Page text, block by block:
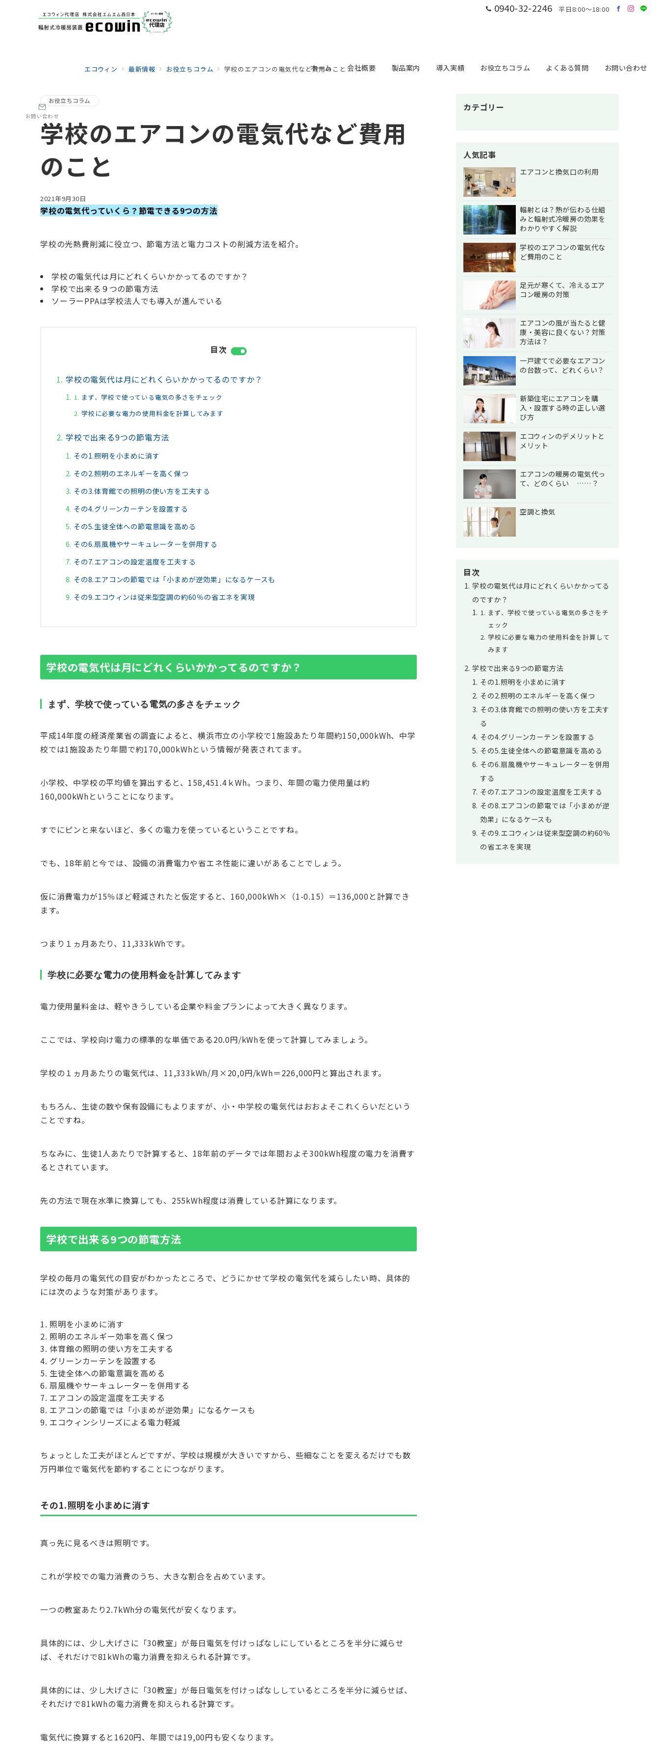
0940-32-2246 平日8:00～18:00
ホーム 会社概要 製品案内 導入実績 お役立ちコラム よくある質問 お問い合わせ
お問い合わせ
エコウィン 最新情報 お役立ちコラム 学校のエアコンの電気代など費用のこと
お役立ちコラム
学校のエアコンの電気代など費用
のこと
2021年9月30日
学校の電気代っていくら？節電できる9つの方法
学校の光熱費削減に役立つ、節電方法と電力コストの削減方法を紹介。
学校の電気代は月にどれくらいかかってるのですか？
学校で出来る９つの節電方法
ソーラーPPAは学校法人でも導入が進んでいる
目次
学校の電気代は月にどれくらいかかってるのですか？
まず、学校で使っている電気の多さをチェック
学校に必要な電力の使用料金を計算してみます
学校で出来る9つの節電方法
その1.照明を小まめに消す
その2.照明のエネルギーを高く保つ
その3.体育館での照明の使い方を工夫する
その4.グリーンカーテンを設置する
その5.生徒全体への節電意識を高める
その6.扇風機やサーキュレーターを併用する
その7.エアコンの設定温度を工夫する
その8.エアコンの節電では「小まめが逆効果」になるケースも
その9.エコウィンは従来型空調の約60％の省エネを実現
学校の電気代は月にどれくらいかかってるのですか？
まず、学校で使っている電気の多さをチェック
平成14年度の経済産業省の調査によると、横浜市立の小学校で1施設あたり年間約150,000kWh、中学
校では1施設あたり年間で約170,000kWhという情報が発表されてます。
小学校、中学校の平均値を算出すると、158,451.4ｋWh。つまり、年間の電力使用量は約
160,000kWhということになります。
すでにピンと来ないほど、多くの電力を使っているということですね。
でも、18年前と今では、設備の消費電力や省エネ性能に違いがあることでしょう。
仮に消費電力が15％ほど軽減されたと仮定すると、160,000kWh×（1-0.15）＝136,000と計算でき
ます。
つまり１ヵ月あたり、11,333kWhです。
学校に必要な電力の使用料金を計算してみます
電力使用量料金は、軽やきうしている企業や料金プランによって大きく異なります。
ここでは、学校向け電力の標準的な単価である20.0円/kWhを使って計算してみましょう。
学校の１ヵ月あたりの電気代は、11,333kWh/月×20,0円/kWh＝226,000円と算出されます。
もちろん、生徒の数や保有設備にもよりますが、小・中学校の電気代はおおよそこれくらいだという
ことですね。
ちなみに、生徒1人あたりで計算すると、18年前のデータでは年間およそ300kWh程度の電力を消費す
るとされています。
先の方法で現在水準に換算しても、255kWh程度は消費している計算になります。
学校で出来る9つの節電方法
学校の毎月の電気代の目安がわかったところで、どうにかせて学校の電気代を減らしたい時、具体的
には次のような対策があります。
照明を小まめに消す
照明のエネルギー効率を高く保つ
体育館の照明の使い方を工夫する
グリーンカーテンを設置する
生徒全体への節電意識を高める
扇風機やサーキュレーターを併用する
エアコンの設定温度を工夫する
エアコンの節電では「小まめが逆効果」になるケースも
エコウィンシリーズによる電力軽減
ちょっとした工夫がほとんどですが、学校は規模が大きいですから、些細なことを変えるだけでも数
万円単位で電気代を節約することにつながります。
その1.照明を小まめに消す
真っ先に見るべきは照明です。
これが学校での電力消費のうち、大きな割合を占めています。
一つの教室あたり2.7kWh分の電気代が安くなります。
具体的には、少し大げさに「30教室」が毎日電気を付けっぱなしにしているところを半分に減らせ
ば、それだけで81kWhの電力消費を抑えられる計算です。
具体的には、少し大げさに「30教室」が毎日電気を付けっぱなししているところを半分に減らせば、
それだけで81kWhの電力消費を抑えられる計算です。
電気代に換算すると1620円、年間では19,00円も安くなります。
カテゴリー
人気記事
エアコンと換気口の利用
輻射とは？熱が伝わる仕組
みと輻射式冷暖房の効果を
わかりやすく解説
学校のエアコンの電気代な
ど費用のこと
足元が寒くて、冷えるエア
コン暖房の対策
エアコンの風が当たると健
康・美容に良くない？対策
方法は？
一戸建てで必要なエアコン
の台数って、どれくらい？
新築住宅にエアコンを購
入・設置する時の正しい選
び方
エコウィンのデメリットと
メリット
エアコンの暖房の電気代っ
て、どのくらい ……？
空調と換気
目次
学校の電気代は月にどれくらいかかってる
のですか？
まず、学校で使っている電気の多さをチ
ェック
学校に必要な電力の使用料金を計算して
みます
学校で出来る9つの節電方法
その1.照明を小まめに消す
その2.照明のエネルギーを高く保つ
その3.体育館での照明の使い方を工夫す
る
その4.グリーンカーテンを設置する
その5.生徒全体への節電意識を高める
その6.扇風機やサーキュレーターを併用
する
その7.エアコンの設定温度を工夫する
その8.エアコンの節電では「小まめが逆
効果」になるケースも
その9.エコウィンは従来型空調の約60％
の省エネを実現